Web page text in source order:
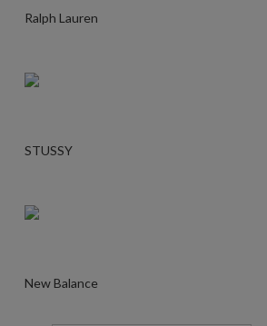
Ralph Lauren
STUSSY
New Balance